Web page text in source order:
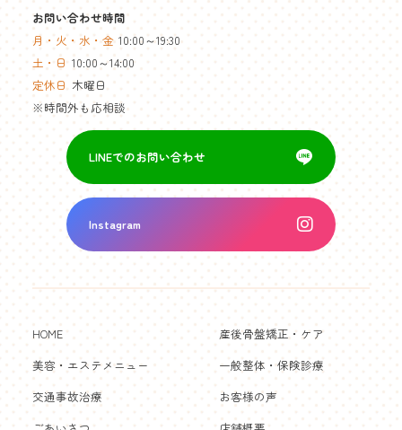
お問い合わせ時間
月・火・水・金 10:00～19:30
土・日 10:00～14:00
定休日 木曜日
※時間外も応相談
LINEでのお問い合わせ
Instagram
HOME
産後骨盤矯正・ケア
美容・エステメニュー
一般整体・保険診療
交通事故治療
お客様の声